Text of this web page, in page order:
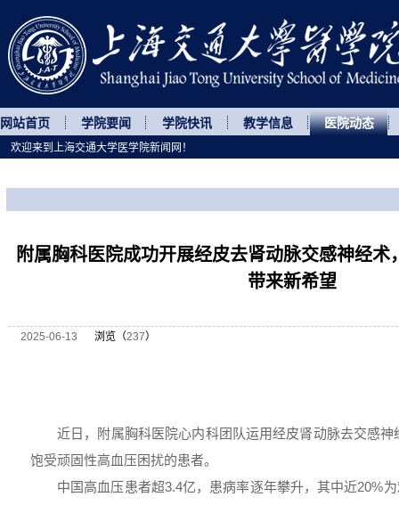
网站首页 学院要闻 学院快讯 教学信息 医院动态
附属胸科医院成功开展经皮去肾动脉交感神经术
带来新希望
2025-06-13 浏览（237）
近日，附属胸科医院心内科团队运用经皮肾动脉去交感
饱受顽固性高血压困扰的患者。
中国高血压患者超3.4亿，患病率逐年攀升，其中近20%
欢迎来到上海交通大学医学院新闻网！